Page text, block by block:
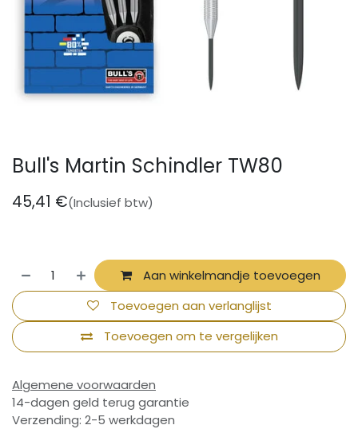
Bull's Martin Schindler TW80
45,41 €(Inclusief btw)
Aan winkelmandje toevoegen
Toevoegen om te vergelijken
Toevoegen aan verlanglijst
Algemene voorwaarden
14-dagen geld terug garantie
Verzending: 2-5 werkdagen